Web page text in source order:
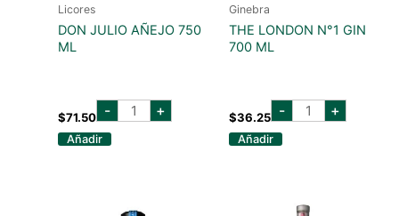
Licores
DON JULIO AÑEJO 750
ML
$71.50 - don
julio +
Añadir
Ginebra
THE LONDON N°1 GIN
700 ML
$36.25 - the
london+
Añadir